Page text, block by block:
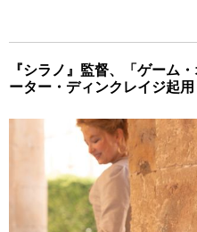
『シラノ』監督、「ゲーム
ーター・ディンクレイジ起